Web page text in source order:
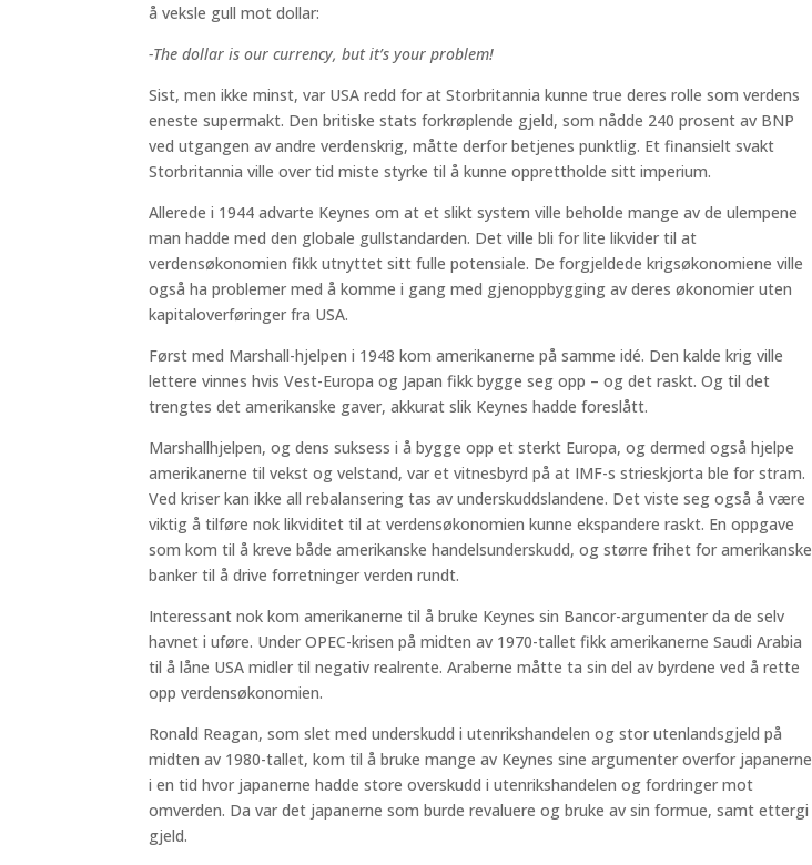
å veksle gull mot dollar:
-The dollar is our currency, but it’s your problem!
Sist, men ikke minst, var USA redd for at Storbritannia kunne true deres rolle som verdens
eneste supermakt. Den britiske stats forkrøplende gjeld, som nådde 240 prosent av BNP
ved utgangen av andre verdenskrig, måtte derfor betjenes punktlig. Et finansielt svakt
Storbritannia ville over tid miste styrke til å kunne opprettholde sitt imperium.
Allerede i 1944 advarte Keynes om at et slikt system ville beholde mange av de ulempene
man hadde med den globale gullstandarden. Det ville bli for lite likvider til at
verdensøkonomien fikk utnyttet sitt fulle potensiale. De forgjeldede krigsøkonomiene ville
også ha problemer med å komme i gang med gjenoppbygging av deres økonomier uten
kapitaloverføringer fra USA.
Først med Marshall-hjelpen i 1948 kom amerikanerne på samme idé. Den kalde krig ville
lettere vinnes hvis Vest-Europa og Japan fikk bygge seg opp – og det raskt. Og til det
trengtes det amerikanske gaver, akkurat slik Keynes hadde foreslått.
Marshallhjelpen, og dens suksess i å bygge opp et sterkt Europa, og dermed også hjelpe
amerikanerne til vekst og velstand, var et vitnesbyrd på at IMF-s strieskjorta ble for stram.
Ved kriser kan ikke all rebalansering tas av underskuddslandene. Det viste seg også å være
viktig å tilføre nok likviditet til at verdensøkonomien kunne ekspandere raskt. En oppgave
som kom til å kreve både amerikanske handelsunderskudd, og større frihet for amerikanske
banker til å drive forretninger verden rundt.
Interessant nok kom amerikanerne til å bruke Keynes sin Bancor-argumenter da de selv
havnet i uføre. Under OPEC-krisen på midten av 1970-tallet fikk amerikanerne Saudi Arabia
til å låne USA midler til negativ realrente. Araberne måtte ta sin del av byrdene ved å rette
opp verdensøkonomien.
Ronald Reagan, som slet med underskudd i utenrikshandelen og stor utenlandsgjeld på
midten av 1980-tallet, kom til å bruke mange av Keynes sine argumenter overfor japanerne
i en tid hvor japanerne hadde store overskudd i utenrikshandelen og fordringer mot
omverden. Da var det japanerne som burde revaluere og bruke av sin formue, samt ettergi
gjeld.